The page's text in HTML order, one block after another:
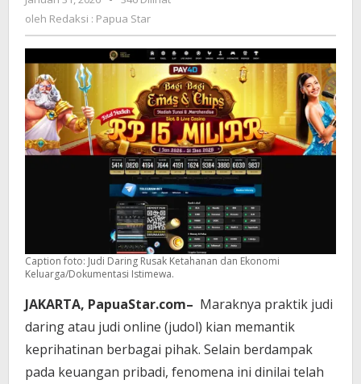
Redaksi
:
Star
oleh Redaksi : Papua Star
Caption foto: Judi Daring Rusak Ketahanan dan Ekonomi
Keluarga/Dokumentasi Istimewa.
JAKARTA, PapuaStar.com– Maraknya praktik judi
daring atau judi online (judol) kian memantik
keprihatinan berbagai pihak. Selain berdampak
pada keuangan pribadi, fenomena ini dinilai telah